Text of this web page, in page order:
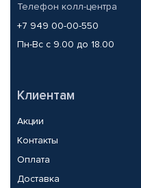
Телефон колл-центра
+7 949 00-00-550
Пн-Вс с 9.00 до 18.00
Клиентам
Акции
Контакты
Оплата
Доставка